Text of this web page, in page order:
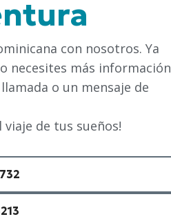
con nosotros. Ya
necesites más información
o un mensaje de
de tus sueños!